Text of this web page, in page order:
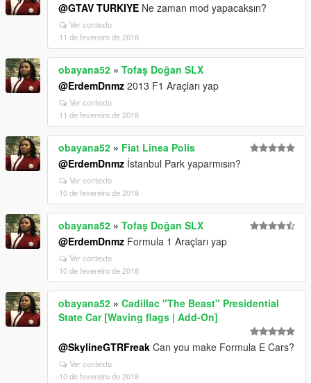
@GTAV TURKIYE Ne zaman mod yapacaksın?
Ver contexto
11 de fevereiro de 2018
obayana52 » Tofaş Doğan SLX
@ErdemDnmz 2013 F1 Araçları yap
Ver contexto
11 de fevereiro de 2018
obayana52 » Fiat Linea Polis
@ErdemDnmz İstanbul Park yaparmısın?
Ver contexto
10 de fevereiro de 2018
obayana52 » Tofaş Doğan SLX
@ErdemDnmz Formula 1 Araçları yap
Ver contexto
10 de fevereiro de 2018
obayana52 » Cadillac "The Beast" Presidential
State Car [Waving flags | Add-On]
@SkylineGTRFreak Can you make Formula E Cars?
Ver contexto
10 de fevereiro de 2018